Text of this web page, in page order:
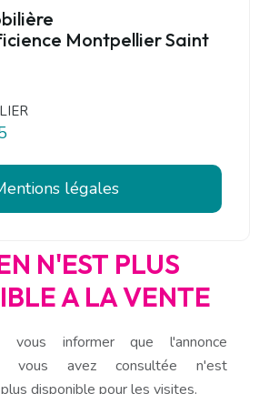
Montpellier Saint
légales
N'EST PLUS
A LA VENTE
informer que l'annonce
vous avez consultée n'est
disponible pour les visites.